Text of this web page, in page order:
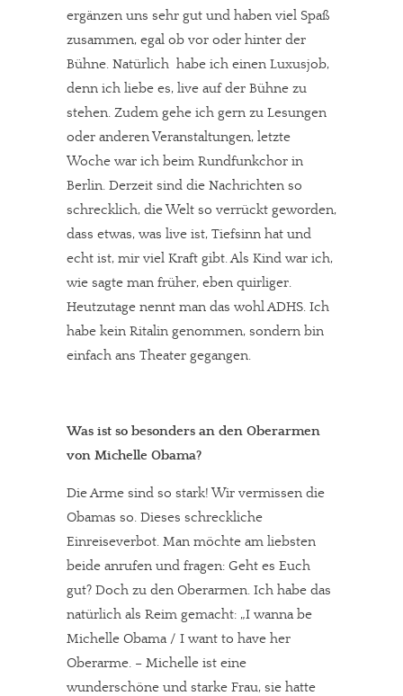
ergänzen uns sehr gut und haben viel Spaß
zusammen, egal ob vor oder hinter der
Bühne. Natürlich habe ich einen Luxusjob,
denn ich liebe es, live auf der Bühne zu
stehen. Zudem gehe ich gern zu Lesungen
oder anderen Veranstaltungen, letzte
Woche war ich beim Rundfunkchor in
Berlin. Derzeit sind die Nachrichten so
schrecklich, die Welt so verrückt geworden,
dass etwas, was live ist, Tiefsinn hat und
echt ist, mir viel Kraft gibt. Als Kind war ich,
wie sagte man früher, eben quirliger.
Heutzutage nennt man das wohl ADHS. Ich
habe kein Ritalin genommen, sondern bin
einfach ans Theater gegangen.
Was ist so besonders an den Oberarmen
von Michelle Obama?
Die Arme sind so stark! Wir vermissen die
Obamas so. Dieses schreckliche
Einreiseverbot. Man möchte am liebsten
beide anrufen und fragen: Geht es Euch
gut? Doch zu den Oberarmen. Ich habe das
natürlich als Reim gemacht: „I wanna be
Michelle Obama / I want to have her
Oberarme. – Michelle ist eine
wunderschöne und starke Frau, sie hatte